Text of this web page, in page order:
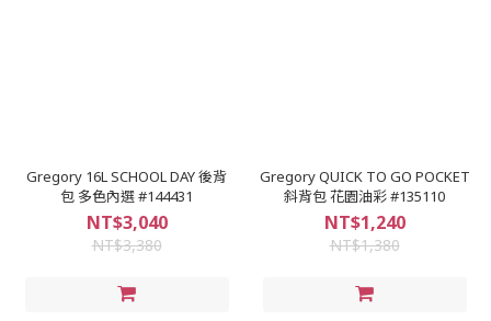
Gregory 16L SCHOOL DAY 後背
包 多色內選 #144431
NT$3,040
NT$3,380
Gregory QUICK TO GO POCKET
斜背包 花園油彩 #135110
NT$1,240
NT$1,380